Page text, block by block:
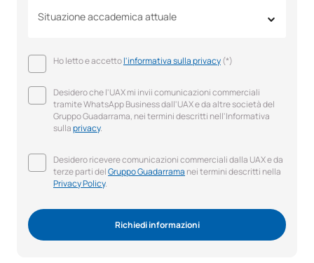
Situazione accademica attuale
Ho letto e accettol'informativa sulla privacy(*)
Desidero che l'UAX mi invii comunicazioni commerciali
tramite WhatsApp Business dall'UAX e da altre società del
Gruppo Guadarrama, nei termini descritti nell'Informativa
sullaprivacy.
Desidero ricevere comunicazioni commerciali dalla UAX e da
terze parti delGruppo Guadarrama nei termini descritti nella
Privacy Policy.
Richiedi informazioni